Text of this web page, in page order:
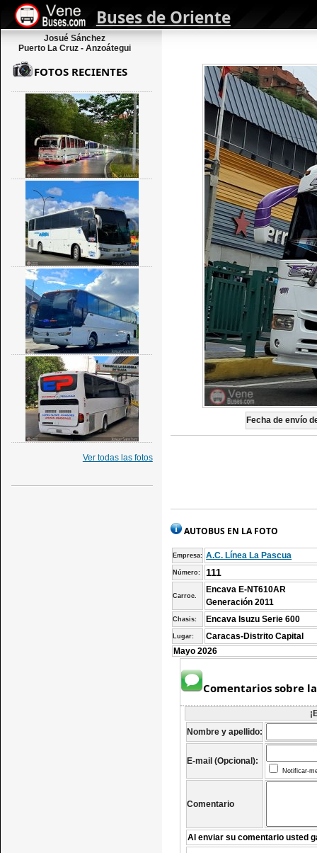
Buses de Oriente
Josué Sánchez
Puerto La Cruz - Anzoátegui
Fecha de envío
AUTOBUS EN LA FOTO
Empresa: A.C. Línea La Pascua
Número: 111
Carroc.
Encava E-NT610AR
Generación 2011
Chasis: Encava Isuzu Serie 600
Lugar:
Caracas-Distrito Capital
Mayo 2026
Comentarios sobre
Nombre y apellido:
E-mail (Opcional):
Notificar-
Comentario
Al enviar su comentario usted
FOTOS RECIENTES
Ver todas las fotos